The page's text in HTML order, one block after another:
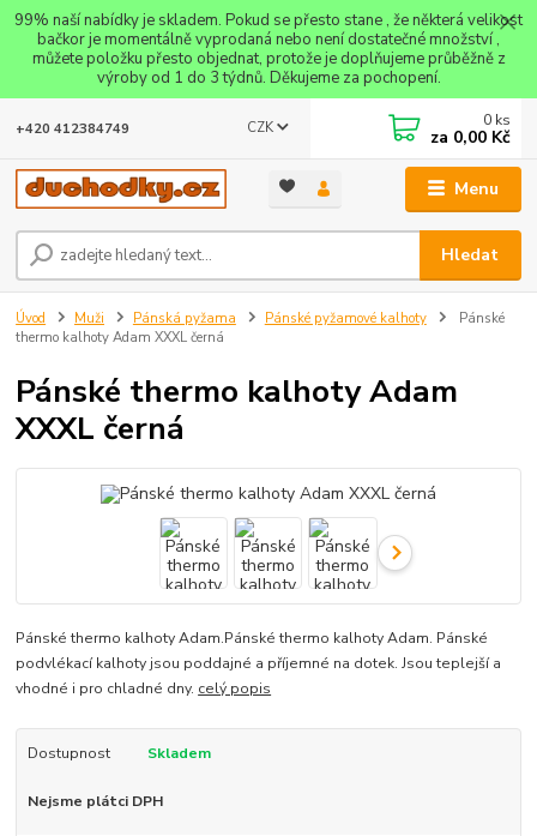
99% naší nabídky je skladem. Pokud se přesto stane , že některá velikost
bačkor je momentálně vyprodaná nebo není dostatečné množství ,
můžete položku přesto objednat, protože je doplňujeme průběžně z
výroby od 1 do 3 týdnů. Děkujeme za pochopení.
Menu
CZK
Hledat
+420 412384749 0 ks
za 0,00 Kč
Úvod Muži Pánská pyžama Pánské pyžamové kalhoty
Pánské
thermo kalhoty Adam XXXL černá
Pánské thermo kalhoty Adam
XXXL černá
Pánské thermo kalhoty Adam.Pánské thermo kalhoty Adam. Pánské
podvlékací kalhoty jsou poddajné a příjemné na dotek. Jsou teplejší a
vhodné i pro chladné dny. celý popis
Dostupnost Skladem
Nejsme plátci DPH